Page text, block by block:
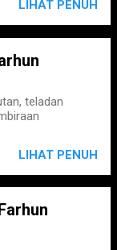
LIHAT PENUH
teladan
LIHAT PENUH